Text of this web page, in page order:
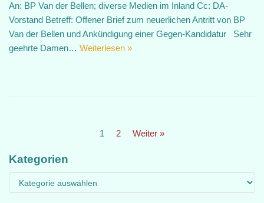
An: BP Van der Bellen; diverse Medien im Inland Cc: DA-
Vorstand Betreff: Offener Brief zum neuerlichen Antritt von BP
Van der Bellen und Ankündigung einer Gegen-Kandidatur Sehr
geehrte Damen… Weiterlesen »
1 2 Weiter »
Kategorien